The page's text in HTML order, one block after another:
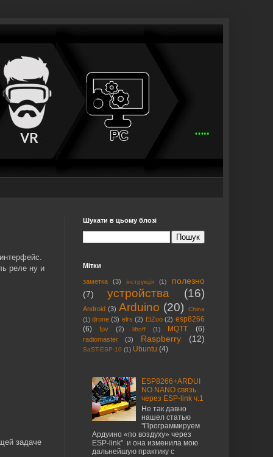
реле ну и
задаче
Шукати в цьому блозі
Мітки
заметка (3) інструкція (1)
полезно
(7)
устройства (16)
Android (3) Arduino (20)
China
(1) drone (3) elrs (2) ElZoo (2) esp8266
(6)
fpv (2) liftoff (1) MQTT (6)
radiomaster (3) Raspberry (12)
SaST-ESP-10 (1) Ubuntu (4)
ESP8266+ARDUI
NO NANO связь
через ESP-link ч.1
Не так давно
нашел статью
"Программируем
Ардуино «по воздуху» через
ESP-link" и она изменила мою
дальнейшую практику с